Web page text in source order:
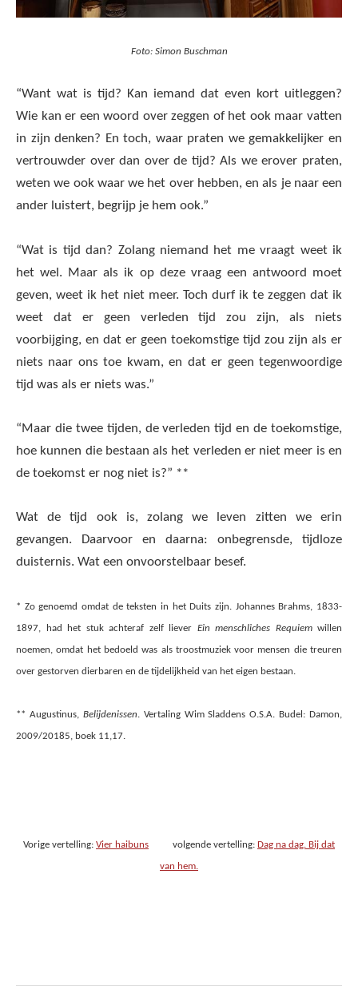
Foto: Simon Buschman
“Want wat is tijd? Kan iemand dat even kort uitleggen?
Wie kan er een woord over zeggen of het ook maar vatten
in zijn denken? En toch, waar praten we gemakkelijker en
vertrouwder over dan over de tijd? Als we erover praten,
weten we ook waar we het over hebben, en als je naar een
ander luistert, begrijp je hem ook.”
“Wat is tijd dan? Zolang niemand het me vraagt weet ik
het wel. Maar als ik op deze vraag een antwoord moet
geven, weet ik het niet meer. Toch durf ik te zeggen dat ik
weet dat er geen verleden tijd zou zijn, als niets
voorbijging, en dat er geen toekomstige tijd zou zijn als er
niets naar ons toe kwam, en dat er geen tegenwoordige
tijd was als er niets was.”
“Maar die twee tijden, de verleden tijd en de toekomstige,
hoe kunnen die bestaan als het verleden er niet meer is en
de toekomst er nog niet is?” **
Wat de tijd ook is, zolang we leven zitten we erin
gevangen. Daarvoor en daarna: onbegrensde, tijdloze
duisternis. Wat een onvoorstelbaar besef.
* Zo genoemd omdat de teksten in het Duits zijn. Johannes Brahms, 1833-
1897, had het stuk achteraf zelf liever Ein menschliches Requiemwillen
noemen, omdat het bedoeld was als troostmuziek voor mensen die treuren
over gestorven dierbaren en de tijdelijkheid van het eigen bestaan.
** Augustinus, Belijdenissen. Vertaling Wim Sladdens O.S.A. Budel: Damon,
2009/20185, boek 11,17.
Vorige vertelling: Vier haibuns volgende vertelling: Dag na dag. Bij dat
van hem.